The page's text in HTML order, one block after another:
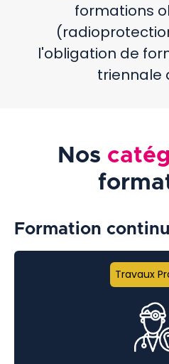
formations
l'obligation de
triennale
Nos
Formation
Travaux